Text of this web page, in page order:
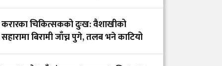
स्वास्थ्य बीमा बन्द गर्ने छुट
पूर्वस्वास्थ्यमन्त्री प्रदीप
करारका चिकित्सकको दुःख: वैशाखीको
सहारामा बिरामी जाँच्न पुगे, तलब भने काटियो